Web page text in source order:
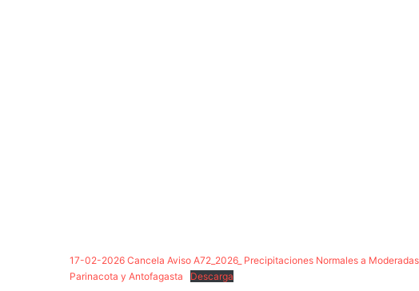
17-02-2026 Cancela Aviso A72_2026_ Precipitaciones Normales a
Parinacota y Antofagasta
Descarga